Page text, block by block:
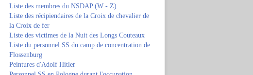
Liste des membres du NSDAP (W - Z)
Liste des récipiendaires de la Croix de chevalier de
la Croix de fer
Liste des victimes de la Nuit des Longs Couteaux
Liste du personnel SS du camp de concentration de
Flossenburg
Peintures d'Adolf Hitler